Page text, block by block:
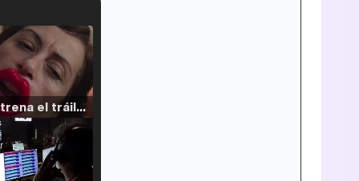
Filmin estrena el tráiler de 'Millennial Mal', su nueva comedia universitaria de la mano de Lorena Iglesias